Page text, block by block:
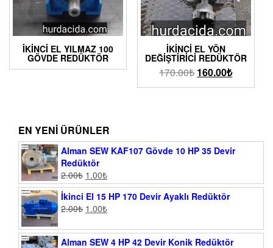
İKINCI EL YILMAZ 100
GÖVDE REDÜKTÖR
İKINCI EL YÖN
DEĞIŞTIRICI REDÜKTÖR
170.00₺ 160.00₺
EN YENI ÜRÜNLER
Alman SEW KAF107 Gövde 10 HP 35 Devir
Redüktör
2.00₺ 1.00₺
İkinci El 15 HP 170 Devir Ayaklı Redüktör
2.00₺ 1.00₺
Alman SEW 4 HP 42 Devir Konik Redüktör